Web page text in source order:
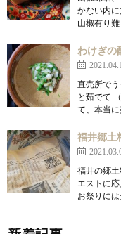
かない内に
山椒有り
わけぎの
直売所で
と茹でて
て、本当
福井郷土
福井の郷
エストに
お祭りに